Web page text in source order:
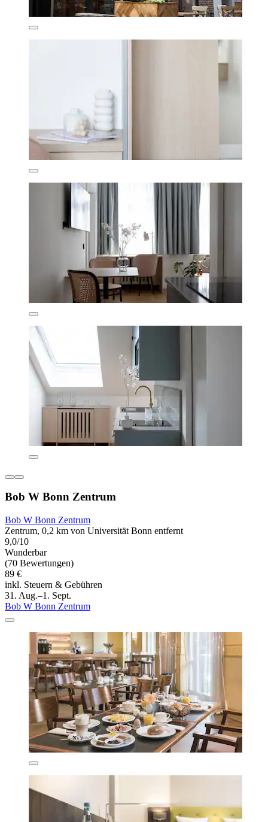
Bob W Bonn Zentrum
Bob W Bonn Zentrum
Zentrum, 0,2 km von Universität Bonn entfernt
9,0/10
Wunderbar
(70 Bewertungen)
89 €
inkl. Steuern & Gebühren
31. Aug.–1. Sept.
Bob W Bonn Zentrum